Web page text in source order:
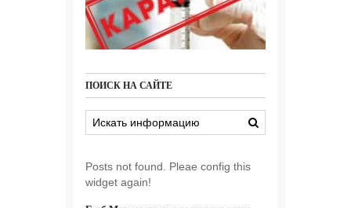
ПОИСК НА САЙТЕ
Posts not found. Pleae config this
widget again!